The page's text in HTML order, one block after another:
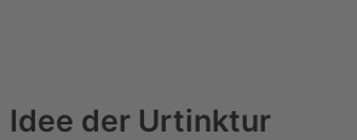
Idee der Urtinktur